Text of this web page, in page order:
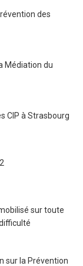
des
Médiation du
CIP à Strasbourg
sur toute
sur la Prévention